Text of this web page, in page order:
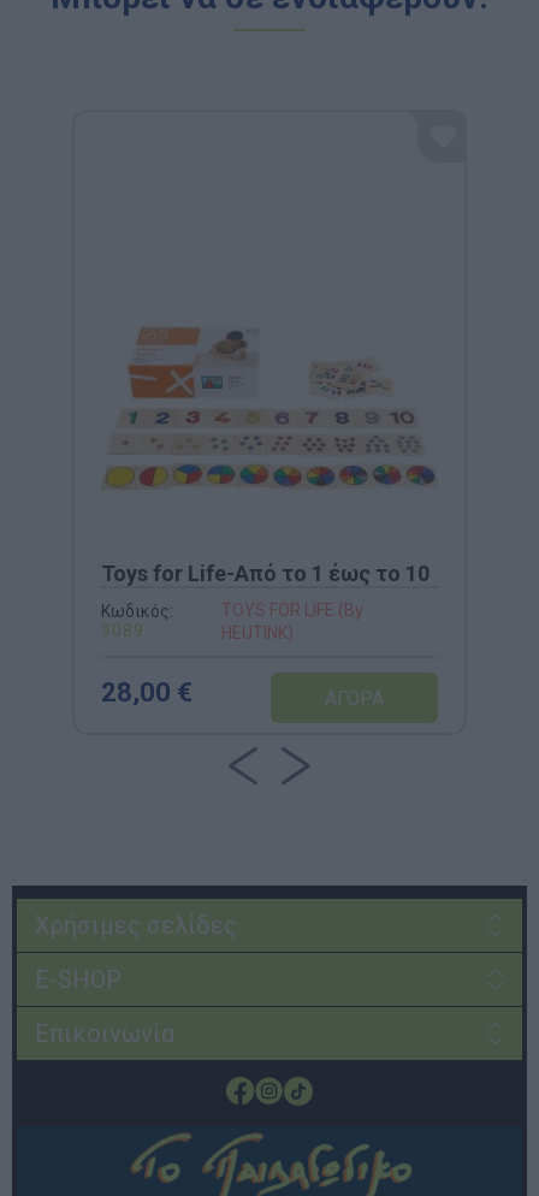
Toys for Life-Από το 1 έως το 10
Κωδικός:
9089
TOYS FOR LIFE (By
HEUTINK)
28,00 €
Χρήσιμες σελίδες
E-SHOP
Επικοινωνία